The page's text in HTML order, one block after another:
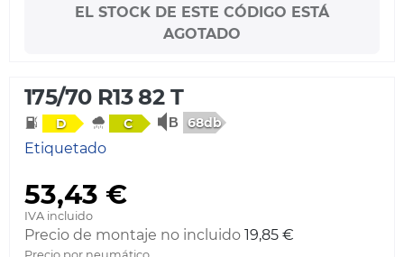
EL STOCK DE ESTE CÓDIGO ESTÁ
AGOTADO
175/70 R13 82 T
D C 68db
Etiquetado
53,43 €
IVA incluido
Precio de montaje no incluido 19,85 €